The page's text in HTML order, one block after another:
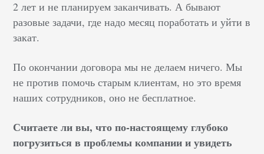
2 лет и не планируем заканчивать. А бывают
разовые задачи, где надо месяц поработать и уйти в
закат.
По окончании договора мы не делаем ничего. Мы
не против помочь старым клиентам, но это время
наших сотрудников, оно не бесплатное.
Считаете ли вы, что по-настоящему глубоко
погрузиться в проблемы компании и увидеть